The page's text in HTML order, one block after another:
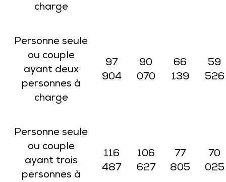
charge
Personne seule
ou couple
ayant deux
personnes à
charge
97
904
90
070
66
139
59
526
Personne seule
ou couple
ayant trois
personnes à
116
487
106
627
77
805
70
025